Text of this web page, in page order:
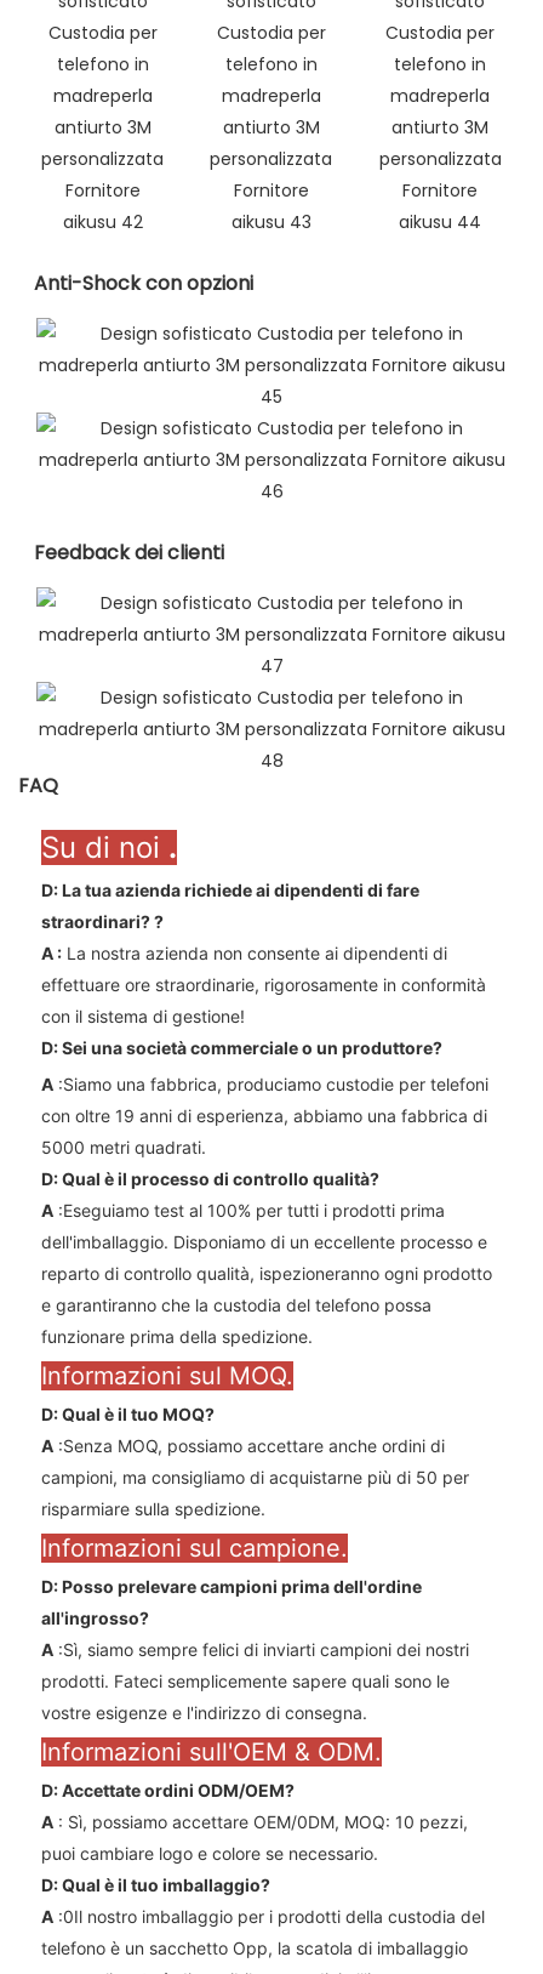
Anti-Shock con opzioni
Feedback dei clienti
FAQ
Su di noi .
D: La tua azienda richiede ai dipendenti di fare
straordinari??
A : La nostra azienda non consente ai dipendenti di
effettuare ore straordinarie, rigorosamente in conformità
con il sistema di gestione!
D: Sei una società commerciale o un produttore?
A :Siamo una fabbrica, produciamo custodie per telefoni
con oltre 19 anni di esperienza, abbiamo una fabbrica di
5000 metri quadrati.
D: Qual è il processo di controllo qualità?
A :Eseguiamo test al 100% per tutti i prodotti prima
dell'imballaggio. Disponiamo di un eccellente processo e
reparto di controllo qualità, ispezioneranno ogni prodotto
e garantiranno che la custodia del telefono possa
funzionare prima della spedizione.
Informazioni sul MOQ.
D: Qual è il tuo MOQ?
A :Senza MOQ, possiamo accettare anche ordini di
campioni, ma consigliamo di acquistarne più di 50 per
risparmiare sulla spedizione.
Informazioni sul campione.
D: Posso prelevare campioni prima dell'ordine
all'ingrosso?
A :Sì, siamo sempre felici di inviarti campioni dei nostri
prodotti. Fateci semplicemente sapere quali sono le
vostre esigenze e l'indirizzo di consegna.
Informazioni sull'OEM & ODM.
D: Accettate ordini ODM/OEM?
A : Sì, possiamo accettare OEM/0DM, MOQ: 10 pezzi,
puoi cambiare logo e colore se necessario.
D: Qual è il tuo imballaggio?
A :0Il nostro imballaggio per i prodotti della custodia del
telefono è un sacchetto Opp, la scatola di imballaggio